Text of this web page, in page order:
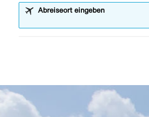
Abreiseort eingeben